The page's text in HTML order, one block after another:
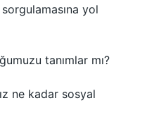
sorgulamasına yol
tanımlar mı?
ne kadar sosyal